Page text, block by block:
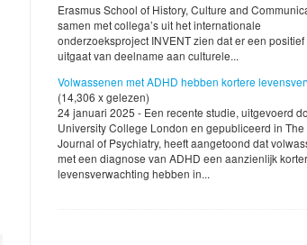
Erasmus School of History, Culture and
samen met collega’s uit het internationale
onderzoeksproject INVENT zien dat er een positief
uitgaat van deelname aan culturele...
Volwassenen met ADHD hebben kortere
(14,306 x gelezen)
24 januari 2025 - Een recente studie, uitgevoerd
University College London en gepubliceerd in The
Journal of Psychiatry, heeft aangetoond dat
met een diagnose van ADHD een aanzienlijk
levensverwachting hebben in...